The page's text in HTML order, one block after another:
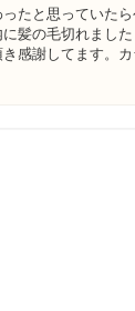
たと思っていた
髪の毛切れまし
感謝してます。